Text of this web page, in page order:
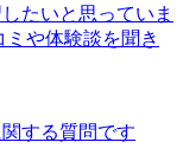
たいと思っていま
や体験談を聞き
する質問です